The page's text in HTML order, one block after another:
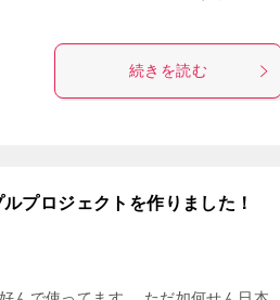
続きを読む
プロジェクトを作りました！